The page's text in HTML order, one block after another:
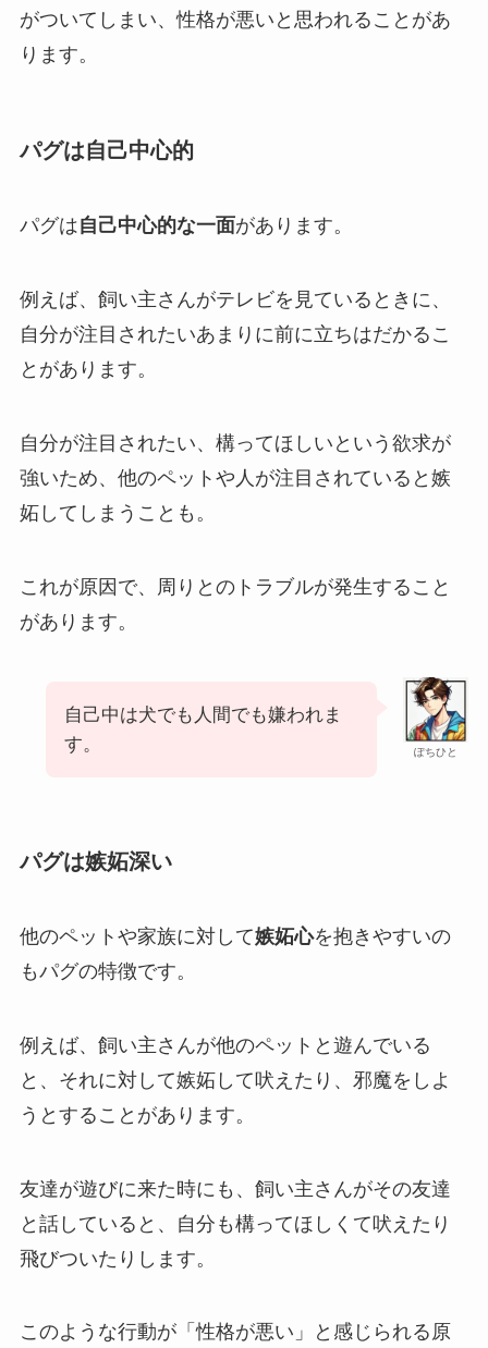
がついてしまい、性格が悪いと思われることがあ
ります。
パグは自己中心的
パグは自己中心的な一面があります。
例えば、飼い主さんがテレビを見ているときに、
自分が注目されたいあまりに前に立ちはだかるこ
とがあります。
自分が注目されたい、構ってほしいという欲求が
強いため、他のペットや人が注目されていると嫉
妬してしまうことも。
これが原因で、周りとのトラブルが発生すること
があります。
ぽちひと
自己中は犬でも人間でも嫌われま
す。
パグは嫉妬深い
他のペットや家族に対して嫉妬心を抱きやすいの
もパグの特徴です。
例えば、飼い主さんが他のペットと遊んでいる
と、それに対して嫉妬して吠えたり、邪魔をしよ
うとすることがあります。
友達が遊びに来た時にも、飼い主さんがその友達
と話していると、自分も構ってほしくて吠えたり
飛びついたりします。
このような行動が「性格が悪い」と感じられる原